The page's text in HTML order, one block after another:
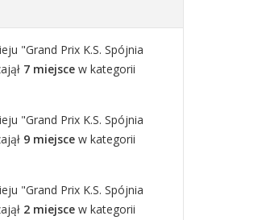
"Grand Prix K.S. Spójnia
7 miejsce w kategorii
"Grand Prix K.S. Spójnia
9 miejsce w kategorii
"Grand Prix K.S. Spójnia
2 miejsce w kategorii